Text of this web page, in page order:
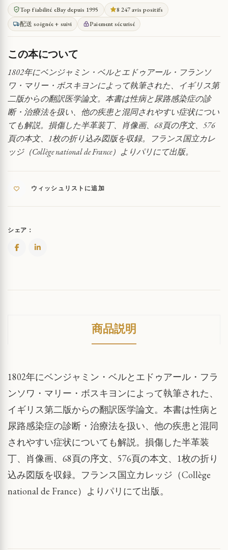
と
尿
路
感
症
の
学
論
文
QUANTITY
Top fiabilité eBay depuis 1995
8 247 avis positifs
配送 soignée + suivi
Paiement sécurisé
この本について
1802年にベンジャミン・ベルとエドゥアール・フランソ
ワ・マリー・ボスキヨンによって執筆された、イギリス第
二版からの翻訳医学論文。本書は性病と尿路感染症の診
断・治療法を扱い、他の疾患と混同されやすい症状につい
ても解説。損傷した半革装丁、肖像画、68頁の序文、576
頁の本文、1枚の折り込み図版を収録。フランス国立カレ
ッジ（Collège national de France）よりパリにて出版。
ウィッシュリストに追加
シェア：
商品説明
1802年にベンジャミン・ベルとエドゥアール・フラ
ンソワ・マリー・ボスキヨンによって執筆された、
イギリス第二版からの翻訳医学論文。本書は性病と
尿路感染症の診断・治療法を扱い、他の疾患と混同
されやすい症状についても解説。損傷した半革装
丁、肖像画、68頁の序文、576頁の本文、1枚の折り
込み図版を収録。フランス国立カレッジ（Collège
national de France）よりパリにて出版。